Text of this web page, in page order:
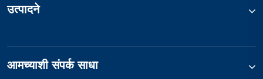
उत्पादने
आमच्याशी संपर्क साधा